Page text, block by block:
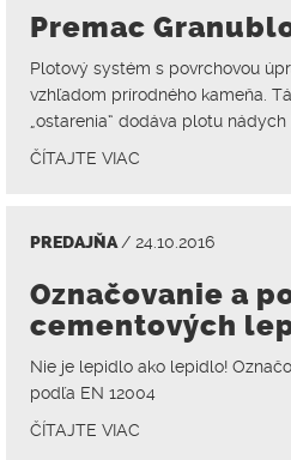
Premac
Plotový systém s povrchovou
vzhľadom prírodného kameňa.
„ostarenia“ dodáva plotu nádych
ČÍTAJTE VIAC
PREDAJŇA/ 24.10.2016
Označovanie a
cementových
Nie je lepidlo ako lepidlo!
podľa EN 12004
ČÍTAJTE VIAC